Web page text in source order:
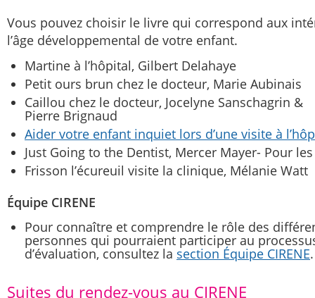
Vous pouvez choisir le livre qui correspond aux
l’âge développemental de votre enfant.
Martine à l’hôpital, Gilbert Delahaye
Petit ours brun chez le docteur, Marie Aubinais
Caillou chez le docteur, Jocelyne Sanschagrin &
Pierre Brignaud
Aider votre enfant inquiet lors d’une visite à
Just Going to the Dentist, Mercer Mayer- Pour
Frisson l’écureuil visite la clinique, Mélanie Watt
Équipe CIRENE
Pour connaître et comprendre le rôle des
personnes qui pourraient participer au
d’évaluation, consultez la section Équipe CIRENE
Suites du rendez-vous au CIRENE